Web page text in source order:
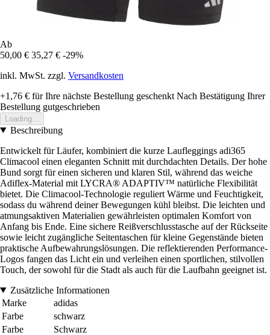
Ab
50,00 € 35,27 € -29%
inkl. MwSt. zzgl. Versandkosten
+1,76 € für Ihre nächste Bestellung geschenkt Nach Bestätigung Ihrer
Bestellung gutgeschrieben
Loading...
Beschreibung
Entwickelt für Läufer, kombiniert die kurze Laufleggings adi365
Climacool einen eleganten Schnitt mit durchdachten Details. Der hohe
Bund sorgt für einen sicheren und klaren Stil, während das weiche
Adiflex-Material mit LYCRA® ADAPTIV™ natürliche Flexibilität
bietet. Die Climacool-Technologie reguliert Wärme und Feuchtigkeit,
sodass du während deiner Bewegungen kühl bleibst. Die leichten und
atmungsaktiven Materialien gewährleisten optimalen Komfort von
Anfang bis Ende. Eine sichere Reißverschlusstasche auf der Rückseite
sowie leicht zugängliche Seitentaschen für kleine Gegenstände bieten
praktische Aufbewahrungslösungen. Die reflektierenden Performance-
Logos fangen das Licht ein und verleihen einen sportlichen, stilvollen
Touch, der sowohl für die Stadt als auch für die Laufbahn geeignet ist.
Zusätzliche Informationen
Marke
adidas
Farbe
schwarz
Farbe
Schwarz